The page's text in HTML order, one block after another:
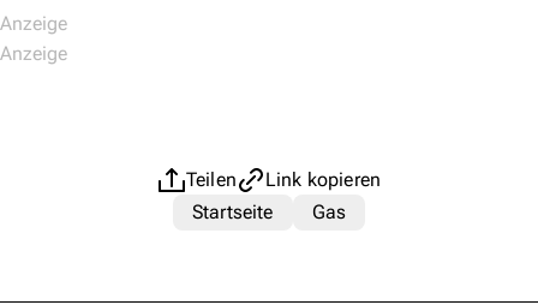
Teilen
Link kopieren
Startseite
Gas